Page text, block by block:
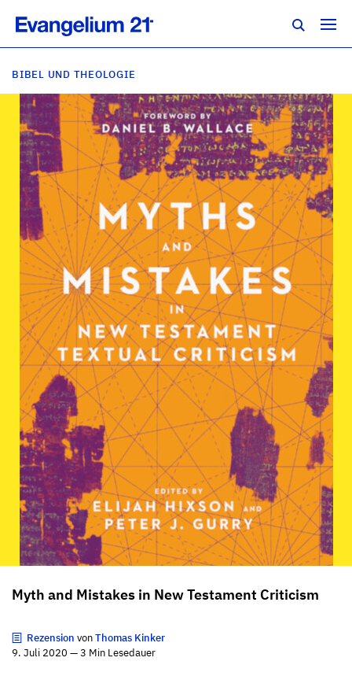
BIBEL UND THEOLOGIE
Myth and Mistakes in New Testament Criticism
Rezension vonThomas Kinker
9. Juli 2020 — 3 Min Lesedauer